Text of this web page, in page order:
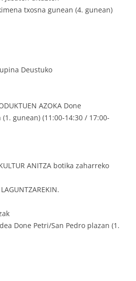
txosna gunean (4. gunean)
Deustuko
AZOKA Done
gunean) (11:00-14:30 / 17:00-
ANITZA botika zaharreko
Done Petri/San Pedro plazan (1.